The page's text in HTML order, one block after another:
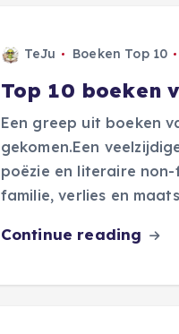
TeJu Boeken Top 10
Top 10 boeken
Een greep uit boeken
gekomen.Een
poëzie en literaire
familie, verlies en
Continue reading